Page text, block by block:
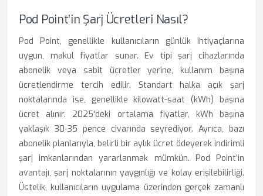
Pod Point’in Şarj Ücretleri Nasıl?
Pod Point, genellikle kullanıcıların günlük ihtiyaçlarına
uygun, makul fiyatlar sunar. Ev tipi şarj cihazlarında
abonelik veya sabit ücretler yerine, kullanım başına
ücretlendirme tercih edilir. Standart halka açık şarj
noktalarında ise, genellikle kilowatt-saat (kWh) başına
ücret alınır. 2025’deki ortalama fiyatlar, kWh başına
yaklaşık 30-35 pence civarında seyrediyor. Ayrıca, bazı
abonelik planlarıyla, belirli bir aylık ücret ödeyerek indirimli
şarj imkanlarından yararlanmak mümkün. Pod Point’in
avantajı, şarj noktalarının yaygınlığı ve kolay erişilebilirliği.
Üstelik, kullanıcıların uygulama üzerinden gerçek zamanlı